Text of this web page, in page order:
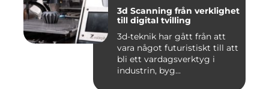
3d Scanning från verklighet
till digital tvilling
3d-teknik har gått från att
vara något futuristiskt till att
bli ett vardagsverktyg i
industrin, byg...